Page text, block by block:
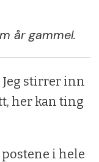
år gammel.
stirrer inn
her kan ting
i hele